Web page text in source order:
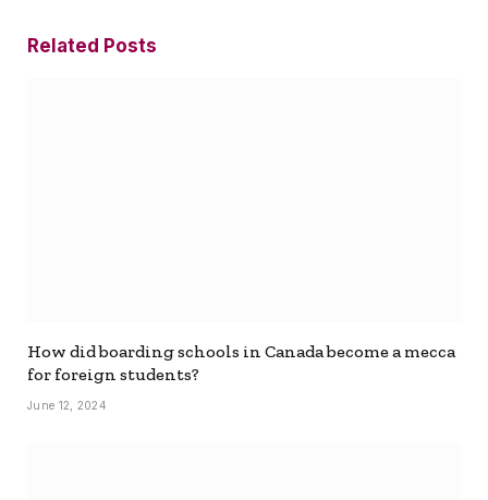
Related Posts
How did boarding schools in Canada become a mecca
for foreign students?
June 12, 2024